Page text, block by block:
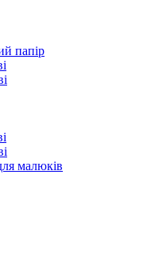
папір
малюків